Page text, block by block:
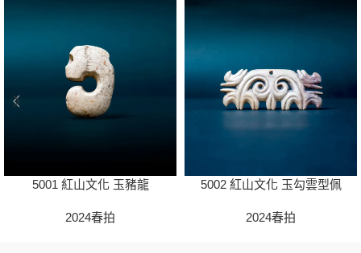
5001 紅山文化 玉豬龍
2024春拍
5002 紅山文化 玉勾雲型佩
2024春拍